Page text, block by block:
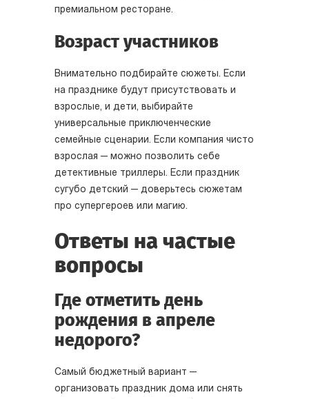
премиальном ресторане.
Возраст участников
Внимательно подбирайте сюжеты. Если
на празднике будут присутствовать и
взрослые, и дети, выбирайте
универсальные приключенческие
семейные сценарии. Если компания чисто
взрослая — можно позволить себе
детективные триллеры. Если праздник
сугубо детский — доверьтесь сюжетам
про супергероев или магию.
Ответы на частые
вопросы
Где отметить день
рождения в апреле
недорого?
Самый бюджетный вариант —
организовать праздник дома или снять